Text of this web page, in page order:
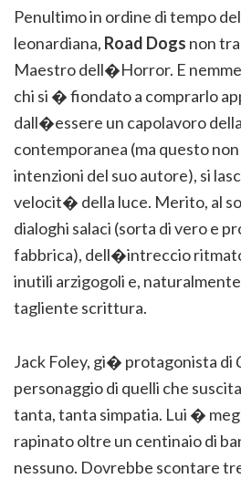
Penultimo in ordine di tempo
leonardiana, Road Dogs non
Maestro dell�Horror. E
chi si � fiondato a comprarlo
dall�essere un capolavoro
contemporanea (ma questo
intenzioni del suo autore), si
velocit� della luce. Merito, al
dialoghi salaci (sorta di vero e
fabbrica), dell�intreccio
inutili arzigogoli e,
tagliente scrittura.
Jack Foley, gi� protagonista di
personaggio di quelli che
tanta, tanta simpatia. Lui �
rapinato oltre un centinaio di
nessuno. Dovrebbe scontare